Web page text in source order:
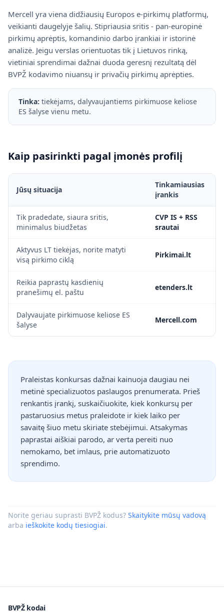
Mercell yra viena didžiausių Europos e-pirkimų platformų,
veikianti daugelyje šalių. Stipriausia sritis - pan-europinė
pirkimų aprėptis, komandinio darbo įrankiai ir istorinė
analizė. Jeigu verslas orientuotas tik į Lietuvos rinką,
vietiniai sprendimai dažnai duoda geresnį rezultatą dėl
BVPŽ kodavimo niuansų ir privačių pirkimų aprėpties.
Tinka: tiekėjams, dalyvaujantiems pirkimuose keliose
ES šalyse vienu metu.
Kaip pasirinkti pagal įmonės profilį
Jūsų situacija
Tinkamiausias
įrankis
Tik pradedate, siaura sritis,
minimalus biudžetas
CVP IS + RSS
srautai
Aktyvus LT tiekėjas, norite matyti
visą pirkimo ciklą
Pirkimai.lt
Reikia paprastų kasdienių
pranešimų el. paštu
etenders.lt
Dalyvaujate pirkimuose keliose ES
šalyse
Mercell.com
Praleistas konkursas dažnai kainuoja daugiau nei
metinė specializuotos paslaugos prenumerata. Prieš
renkantis įrankį, suskaičiuokite, kiek konkursų per
pastaruosius metus praleidote ir kiek laiko per
savaitę šiuo metu skiriate stebėjimui. Atsakymas
paprastai aiškiai parodo, ar verta pereiti nuo
nemokamo, bet imlaus, prie automatizuoto
sprendimo.
Norite geriau suprasti BVPŽ kodus? Skaitykite mūsų vadovą
arba ieškokite kodų tiesiogiai.
BVPŽ kodai